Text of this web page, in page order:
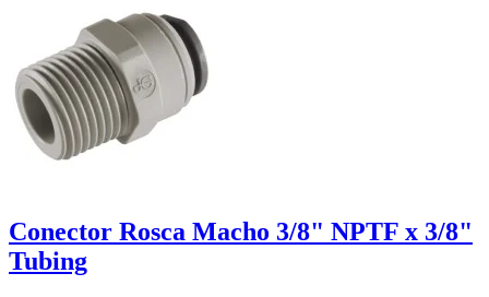
Conector Rosca Macho 3/8" NPTF x 3/8"
Tubing